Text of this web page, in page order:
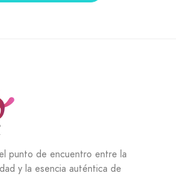
punto de encuentro entre la
y la esencia auténtica de